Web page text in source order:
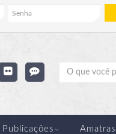
Pesquisar
Publicações Amatras